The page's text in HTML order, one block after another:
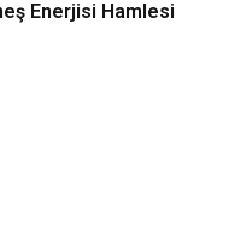
Enerjisi Hamlesi